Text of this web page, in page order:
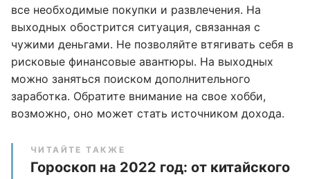
все необходимые покупки и развлечения. На
выходных обострится ситуация, связанная с
чужими деньгами. Не позволяйте втягивать себя в
рисковые финансовые авантюры. На выходных
можно заняться поиском дополнительного
заработка. Обратите внимание на свое хобби,
возможно, оно может стать источником дохода.
ЧИТАЙТЕ ТАКЖЕ
Гороскоп на 2022 год: от китайского